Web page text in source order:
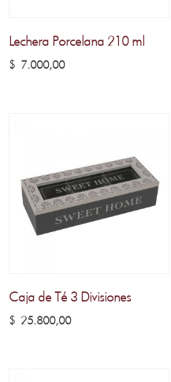
Lechera Porcelana 210 ml
$ 7.000,00
Caja de Té 3 Divisiones
$ 25.800,00